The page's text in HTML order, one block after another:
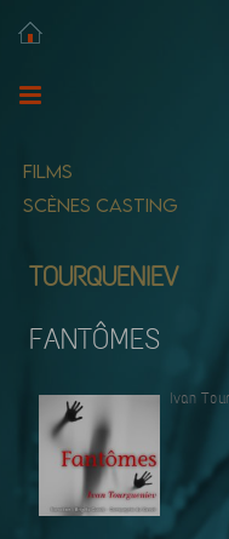
FILMS
SCÈNES CASTING
TOURQUENIEV
FANTÔMES
Ivan